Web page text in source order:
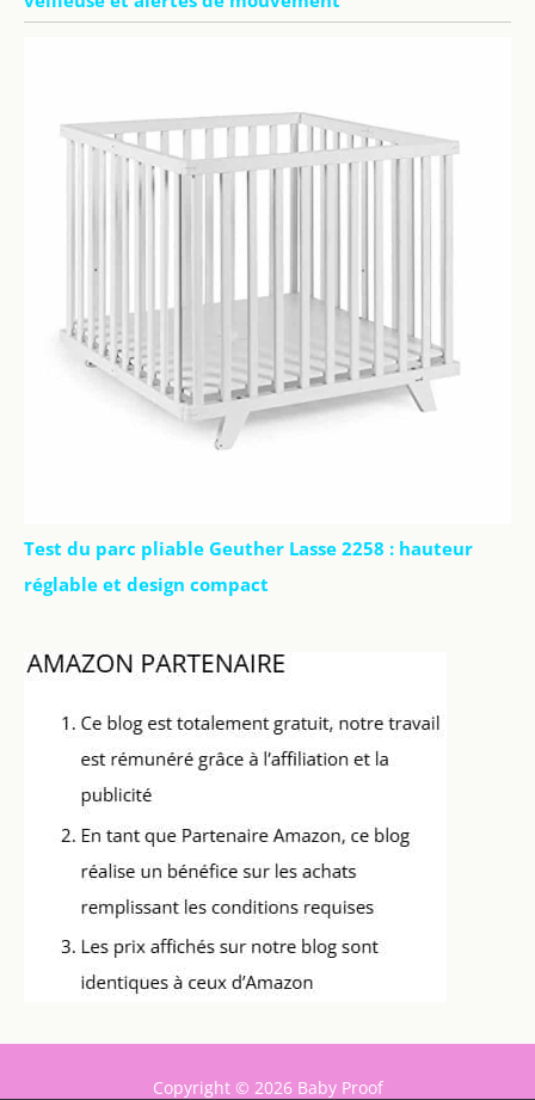
Test du parc pliable Geuther Lasse 2258 : hauteur
réglable et design compact
Copyright © 2026 Baby Proof